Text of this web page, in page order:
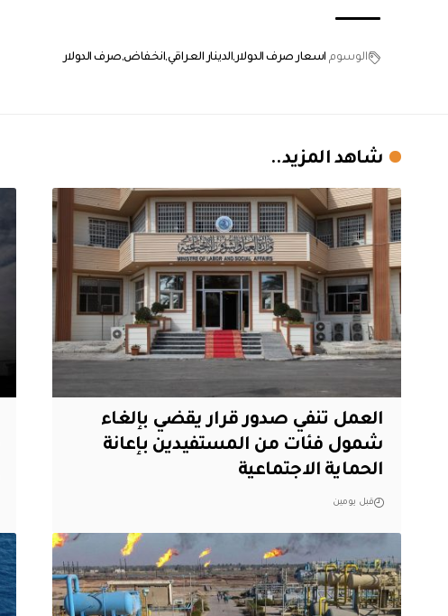
الوسوم اسعار صرف الدولارالدينار العراقي انخفاض صرف الدولار
شاهد المزيد..
العمل تنفي صدور قرار يقضي بإلغاء
شمول فئات من المستفيدين بإعانة
الحماية الاجتماعية
قبل يومين